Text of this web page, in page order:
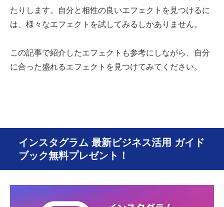
たりします。自分と相性の良いエフェクトを見つけるに
は、様々なエフェクトを試してみるしかありません。
この記事で紹介したエフェクトも参考にしながら、自分
に合った盛れるエフェクトを見つけてみてください。
インスタグラム 最新ビジネス活用 ガイド
ブック無料プレゼント！